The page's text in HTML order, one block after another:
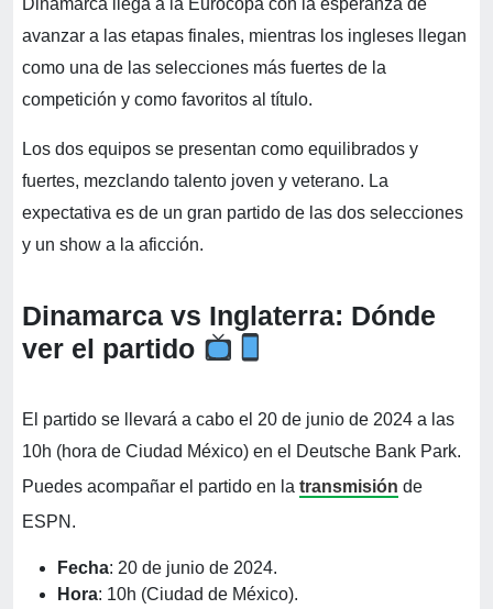
Dinamarca llega a la Eurocopa con la esperanza de
avanzar a las etapas finales, mientras los ingleses llegan
como una de las selecciones más fuertes de la
competición y como favoritos al título.
Los dos equipos se presentan como equilibrados y
fuertes, mezclando talento joven y veterano. La
expectativa es de un gran partido de las dos selecciones
y un show a la aficción.
Dinamarca vs Inglaterra: Dónde
ver el partido
El partido se llevará a cabo el 20 de junio de 2024 a las
10h (hora de Ciudad México) en el Deutsche Bank Park.
Puedes acompañar el partido en la transmisión de
ESPN.
Fecha: 20 de junio de 2024.
Hora: 10h (Ciudad de México).